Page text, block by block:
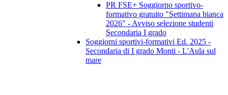
PR FSE+ Soggiorno sportivo-
formativo gratuito "Settimana bianca
2026" - Avviso selezione studenti
Secondaria I grado
Soggiorni sportivi-formativi Ed. 2025 -
Secondaria di I grado Monti - L'Aula sul
mare